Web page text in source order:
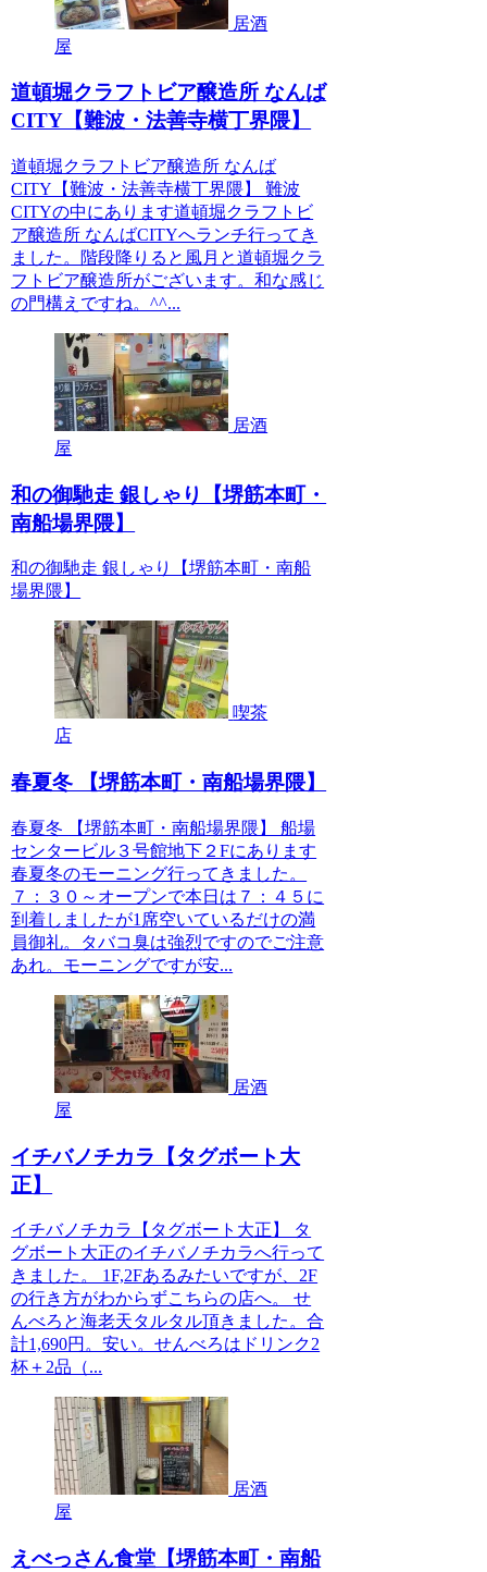
居酒
屋
道頓堀クラフトビア醸造所 なんば
CITY【難波・法善寺横丁界隈】
道頓堀クラフトビア醸造所 なんば
CITY【難波・法善寺横丁界隈】 難波
CITYの中にあります道頓堀クラフトビ
ア醸造所 なんばCITYへランチ行ってき
ました。階段降りると風月と道頓堀クラ
フトビア醸造所がございます。和な感じ
の門構えですね。^^...
居酒
屋
和の御馳走 銀しゃり【堺筋本町・
南船場界隈】
和の御馳走 銀しゃり【堺筋本町・南船
場界隈】
喫茶
店
春夏冬 【堺筋本町・南船場界隈】
春夏冬 【堺筋本町・南船場界隈】 船場
センタービル３号館地下２Fにあります
春夏冬のモーニング行ってきました。
７：３０～オープンで本日は７：４５に
到着しましたが1席空いているだけの満
員御礼。タバコ臭は強烈ですのでご注意
あれ。モーニングですが安...
居酒
屋
イチバノチカラ【タグボート大
正】
イチバノチカラ【タグボート大正】 タ
グボート大正のイチバノチカラへ行って
きました。 1F,2Fあるみたいですが、2F
の行き方がわからずこちらの店へ。 せ
んべろと海老天タルタル頂きました。合
計1,690円。安い。せんべろはドリンク2
杯＋2品（...
居酒
屋
えべっさん食堂【堺筋本町・南船